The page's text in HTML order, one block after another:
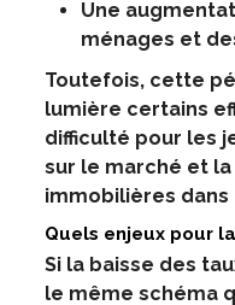
Une
ménages et
Toutefois, cette
lumière certains
difficulté pour les
sur le marché et
immobilières
Quels enjeux pour
Si la baisse des
le même schéma